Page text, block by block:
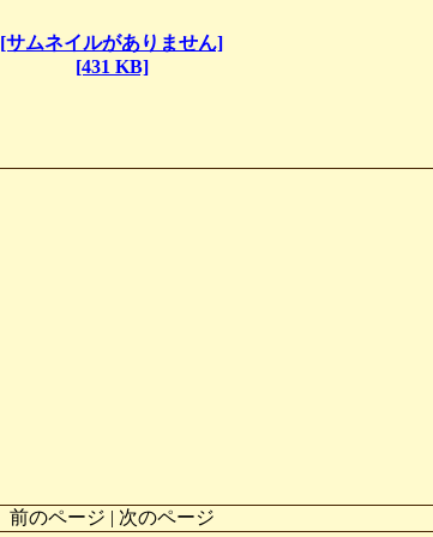
[サムネイルがありません]
[431 KB]
前のページ | 次のページ